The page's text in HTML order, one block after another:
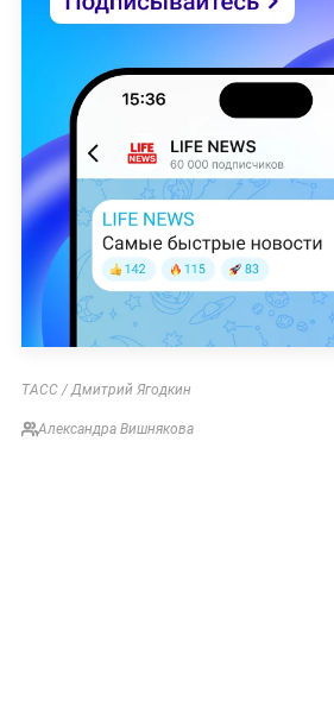
ТАСС / Дмитрий Ягодкин
Александра Вишнякова